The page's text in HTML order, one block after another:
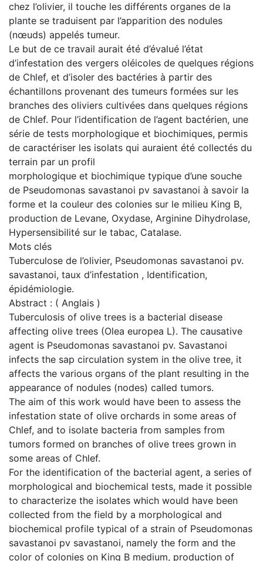
chez l’olivier, il touche les différents organes de la
plante se traduisent par l’apparition des nodules
(nœuds) appelés tumeur.
Le but de ce travail aurait été d’évalué l’état
d’infestation des vergers oléicoles de quelques régions
de Chlef, et d’isoler des bactéries à partir des
échantillons provenant des tumeurs formées sur les
branches des oliviers cultivées dans quelques régions
de Chlef. Pour l’identification de l’agent bactérien, une
série de tests morphologique et biochimiques, permis
de caractériser les isolats qui auraient été collectés du
terrain par un profil
morphologique et biochimique typique d’une souche
de Pseudomonas savastanoi pv savastanoi à savoir la
forme et la couleur des colonies sur le milieu King B,
production de Levane, Oxydase, Arginine Dihydrolase,
Hypersensibilité sur le tabac, Catalase.
Mots clés
Tuberculose de l’olivier, Pseudomonas savastanoi pv.
savastanoi, taux d’infestation , Identification,
épidémiologie.
Abstract : ( Anglais )
Tuberculosis of olive trees is a bacterial disease
affecting olive trees (Olea europea L). The causative
agent is Pseudomonas savastanoi pv. Savastanoi
infects the sap circulation system in the olive tree, it
affects the various organs of the plant resulting in the
appearance of nodules (nodes) called tumors.
The aim of this work would have been to assess the
infestation state of olive orchards in some areas of
Chlef, and to isolate bacteria from samples from
tumors formed on branches of olive trees grown in
some areas of Chlef.
For the identification of the bacterial agent, a series of
morphological and biochemical tests, made it possible
to characterize the isolates which would have been
collected from the field by a morphological and
biochemical profile typical of a strain of Pseudomonas
savastanoi pv savastanoi, namely the form and the
color of colonies on King B medium, production of